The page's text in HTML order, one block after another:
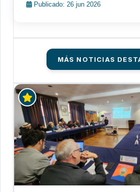
Publicado: 26 jun 2026
MÁS NOTICIAS